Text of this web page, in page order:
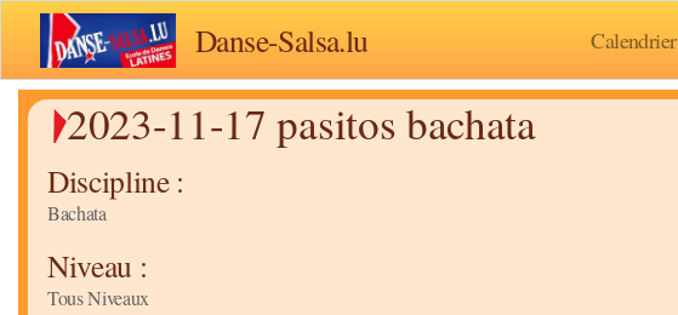
Danse-Salsa.lu Calendrier
2023-11-17 pasitos bachata
Discipline :
Bachata
Niveau :
Tous Niveaux